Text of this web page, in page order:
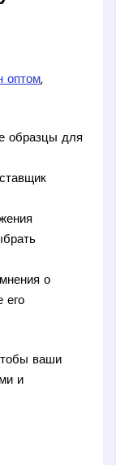
оптом,
образцы для
о
его
ваши
и